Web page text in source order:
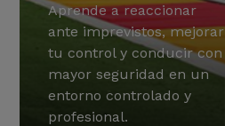
Aprende a reaccionar
ante imprevistos, mejorar
tu control y conducir con
mayor seguridad en un
entorno controlado y
profesional.